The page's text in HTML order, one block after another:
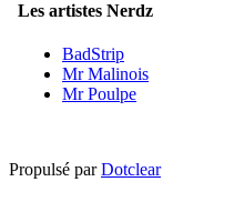
Les artistes Nerdz
BadStrip
Mr Malinois
Mr Poulpe
Propulsé parDotclear